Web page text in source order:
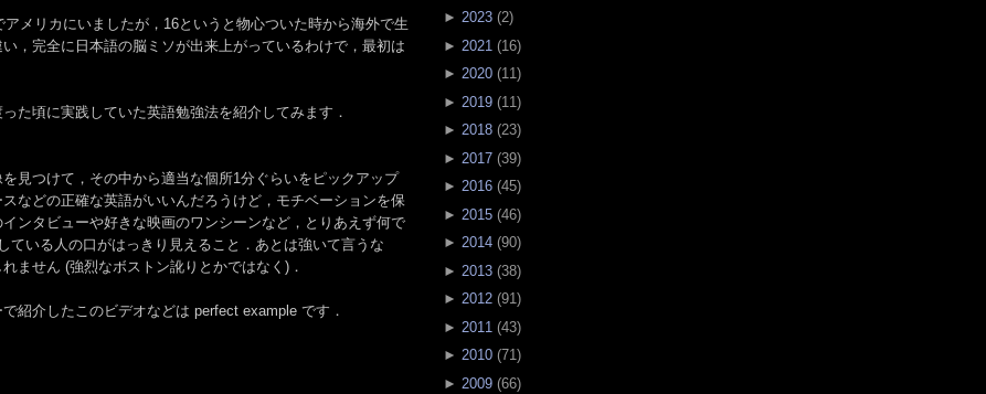
メリカにいましたが，16というと物心ついた時から海外で生
，完全に日本語の脳ミソが出来上がっているわけで，最初は
た頃に実践していた英語勉強法を紹介してみます．
見つけて，その中から適当な個所1分ぐらいをピックアップ
などの正確な英語がいいんだろうけど，モチベーションを保
ンタビューや好きな映画のワンシーンなど，とりあえず何で
ている人の口がはっきり見えること．あとは強いて言うな
ません (強烈なボストン訛りとかではなく)．
紹介したこのビデオなどは perfect example です．
► 2023 (2)
► 2021 (16)
► 2020 (11)
► 2019 (11 )
► 2018 (23)
► 2017 (39)
► 2016 (45)
► 2015 (46)
► 2014 (90)
► 2013 (38)
► 2012 (91)
► 2011 (43)
► 2010 (71)
► 2009 (66)